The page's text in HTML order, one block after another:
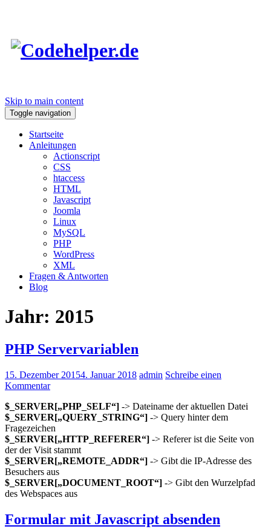
Skip to main content
Toggle navigation
Startseite
Anleitungen
Actionscript
CSS
htaccess
HTML
Javascript
Joomla
Linux
MySQL
PHP
WordPress
XML
Fragen & Antworten
Blog
Jahr: 2015
PHP Servervariablen
15. Dezember 20154. Januar 2018 admin Schreibe einen
Kommentar
$_SERVER[„PHP_SELF“] -> Dateiname der aktuellen Datei
$_SERVER[„QUERY_STRING“] -> Query hinter dem
Fragezeichen
$_SERVER[„HTTP_REFERER“] -> Referer ist die Seite von
der der Visit stammt
$_SERVER[„REMOTE_ADDR“] -> Gibt die IP-Adresse des
Besuchers aus
$_SERVER[„DOCUMENT_ROOT“] -> Gibt den Wurzelpfad
des Webspaces aus
Formular mit Javascript absenden